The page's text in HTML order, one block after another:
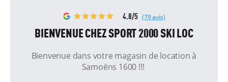
4.8/5 (79 avis)
BIENVENUE CHEZ SPORT 2000 SKI LOC
Bienvenue dans votre magasin de location à
Samoëns 1600 !!!